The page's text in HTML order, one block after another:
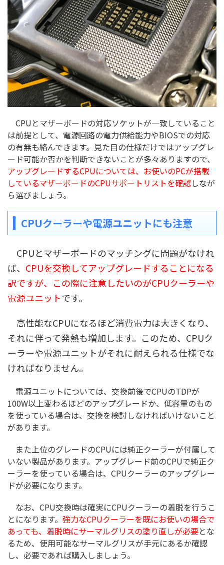
CPUとマザーボードの対応ソケットが一致していること
は前提として、電源回路の電力供給能力やBIOSでの対応
の有無も絡んできます。見た目の仕様だけではアップグレ
ード可能か否かを判断できないことが多々ありますので、
アップグレードするCPUについては、お使いのPCが搭載
しているマザーボードのCPUサポートリストを確認しなが
ら選びましょう。
CPUクーラーや電源ユニットにも注意
CPUとマザーボードのマッチングに問題がなけれ
ば、 CPUを交換してアップグレードすることになる
訳ですが、この際に注意したいのがCPUクーラーや
電源ユニットです。
高性能なCPUになるほど消費電力は大きくなり、
それに伴って発熱も増加します。このため、CPUク
ーラーや電源ユニットがそれに耐えられる仕様でな
ければなりません。
電源ユニットについては、交換前後でCPUのTDPが
100W以上変わるほどのアップグレードか、低容量のもの
を使っている場合は、交換を検討しなければいけないこと
があります。
また上位のグレードのCPUには純正クーラーが付属して
いない製品があります。アップグレード前のCPUで純正ク
ーラーを使っている場合は、CPUクーラーのアップグレー
ドが必要になります。
なお、CPU交換時は確実にCPUクーラーの着脱を行うこ
とになります。 強力なCPUクーラーを既にお使いの場合で
あっても、着脱時にサーマルグリスの塗り直しが必要とな
るため、使用可能なサーマルグリスが手元にあるか確認
し、必要であれば購入しましょう。